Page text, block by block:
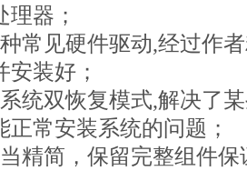
器；
常见硬件驱动,经过作
装好；
统双恢复模式,解决了
常安装系统的问题；
精简，保留完整组件